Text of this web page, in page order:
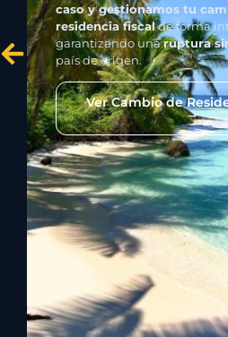
caso y gestionamos tu
residencia fiscalde forma
garantizando unaruptura
país de origen.
Ver Cambio de
→